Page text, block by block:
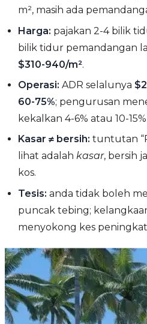
m², masih ada
Harga: pajakan 2-4 bilik
bilik tidur pemandangan
$310-940/m².
Operasi: ADR selalunya
60-75%; pengurusan
kekalkan 4-6% atau 10-
Kasar ≠ bersih: tuntutan
lihat adalahkasar, bersih
kos.
Tesis: anda tidak boleh
puncak tebing;
menyokong kes